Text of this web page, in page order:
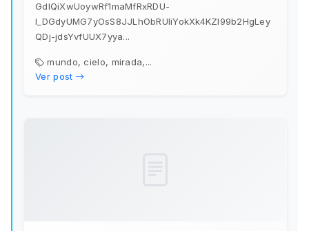
GdIQiXwUoywRf1maMfRxRDU-
I_DGdyUMG7yOsS8JJLhObRUliYokXk4KZI99b2HgLey
QDj-jdsYvfUUX7yya...
mundo, cielo, mirada,...
Ver post